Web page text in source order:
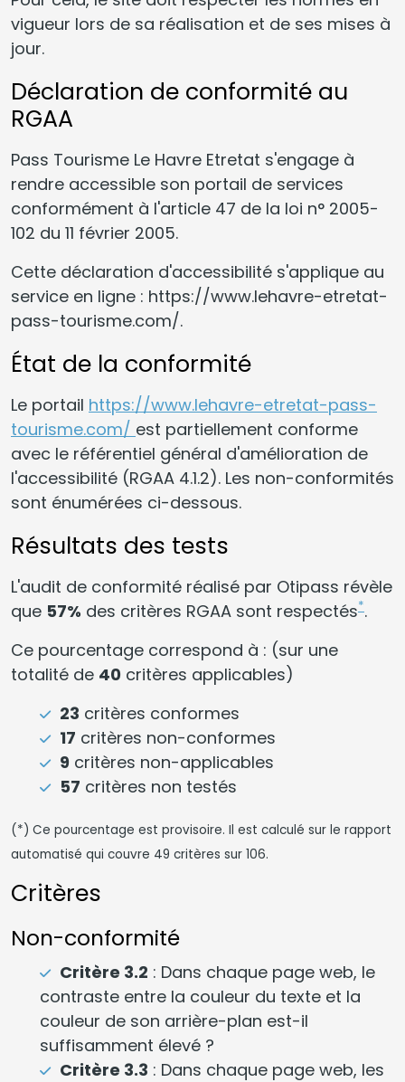
vigueur lors de sa réalisation et de ses mises à
jour.
Déclaration de conformité au
RGAA
Pass Tourisme Le Havre Etretat s'engage à
rendre accessible son portail de services
conformément à l'article 47 de la loi n° 2005-
102 du 11 février 2005.
Cette déclaration d'accessibilité s'applique au
service en ligne : https://www.lehavre-etretat-
pass-tourisme.com/.
État de la conformité
Le portail https://www.lehavre-etretat-pass-
tourisme.com/ est partiellement conforme
avec le référentiel général d'amélioration de
l'accessibilité (RGAA 4.1.2). Les non-conformités
sont énumérées ci-dessous.
Résultats des tests
L'audit de conformité réalisé par Otipass révèle
que 57% des critères RGAA sont respectés*.
Ce pourcentage correspond à : (sur une
totalité de 40 critères applicables)
23 critères conformes
17 critères non-conformes
9 critères non-applicables
57 critères non testés
(*) Ce pourcentage est provisoire. Il est calculé sur le rapport
automatisé qui couvre 49 critères sur 106.
Critères
Non-conformité
Critère 3.2 : Dans chaque page web, le
contraste entre la couleur du texte et la
couleur de son arrière-plan est-il
suffisamment élevé ?
Critère 3.3 : Dans chaque page web, les